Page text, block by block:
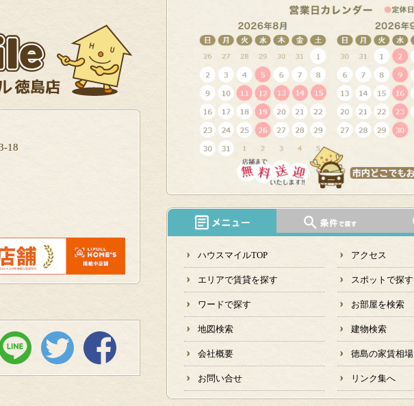
18
ハウスマイルTOP アクセス
エリアで賃貸を探す スポットで探す
ワードで探す お部屋を検索
地図検索 建物検索
会社概要 徳島の家賃相場
お問い合せ リンク集へ